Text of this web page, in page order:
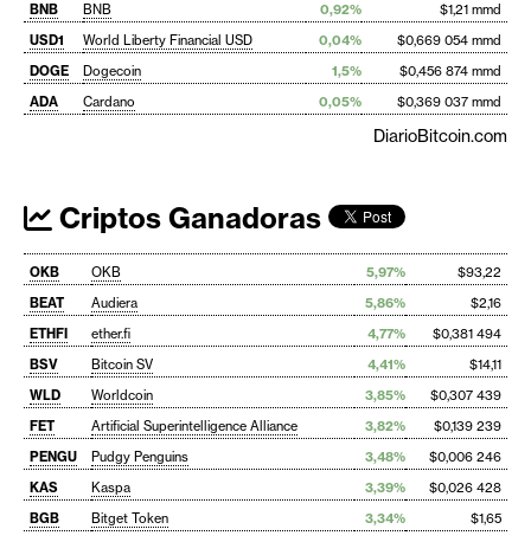
BNB
BNB 0,92%
$1,21 mmd
USD1
World Liberty Financial USD 0,04%
$0,669 054 mmd
DOGE
Dogecoin 1,5%
$0,456 874 mmd
ADA
Cardano 0,05% $0,369 037 mmd
DiarioBitcoin.com
Criptos Ganadoras
OKB OKB 5,97%
$93,22
BEAT
Audiera 5,86%
$2,16
ETHFI
ether.fi 4,77%
$0,381 494
BSV
Bitcoin SV 4,41%
$14,11
WLD
Worldcoin 3,85%
$0,307 439
FET
Artificial Superintelligence Alliance 3,82%
$0,139 239
PENGU
Pudgy Penguins 3,48%
$0,006 246
KAS
Kaspa 3,39%
$0,026 428
BGB
Bitget Token 3,34%
$1,65